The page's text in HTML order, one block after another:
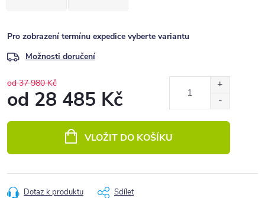
Pro zobrazení termínu expedice vyberte variantu
Možnosti doručení
od 37 980 Kč
od 28 485 Kč
VLOŽIT DO KOŠÍKU
Dotaz k produktu Sdílet